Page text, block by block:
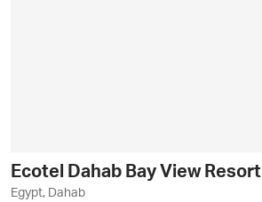
Ecotel Dahab Bay View Resort
Egypt, Dahab